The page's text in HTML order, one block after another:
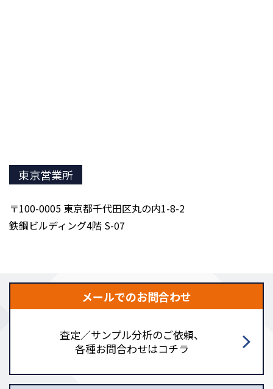
東京営業所
〒100-0005 東京都千代田区丸の内1-8-2
鉄鋼ビルディング4階 S-07
メールでのお問合わせ
査定／サンプル分析のご依頼、
各種お問合わせはコチラ